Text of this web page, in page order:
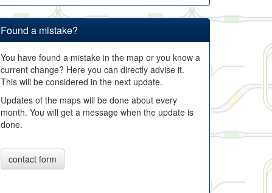
Found a mistake?
You have found a mistake in the map or you know a
current change? Here you can directly advise it.
This will be considered in the next update.
Updates of the maps will be done about every
month. You will get a message when the update is
done.
contact form